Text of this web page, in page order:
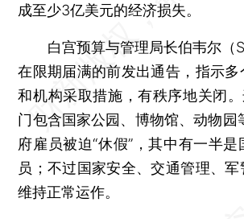
成至少3亿美元的经济损失。
白宫预算与管理局长伯韦尔（
在限期届满的前发出通告，指示多
和机构采取措施，有秩序地关闭。
门包含国家公园、博物馆、动物园
府雇员被迫“休假”，其中有一半是
员；不过国家安全、交通管理、
维持正常运作。